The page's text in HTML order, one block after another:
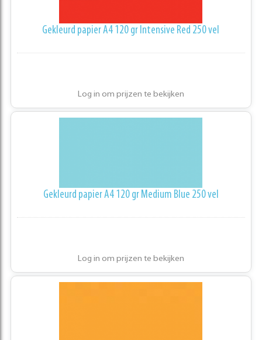
Gekleurd papier A4 120 gr Intensive Red 250 vel
Log in om prijzen te bekijken
Gekleurd papier A4 120 gr Medium Blue 250 vel
Log in om prijzen te bekijken